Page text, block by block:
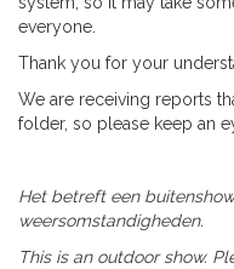
everyone.
Thank you for your
We are receiving reports
folder, so please keep an
Het betreft een
weersomstandigheden.
This is an outdoor show.